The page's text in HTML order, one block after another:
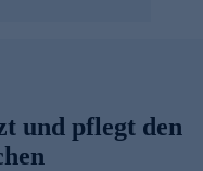
und pflegt den